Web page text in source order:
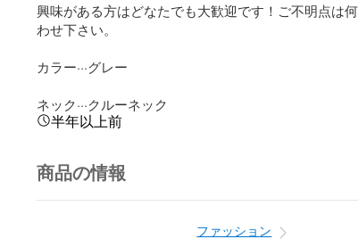
興味がある方はどなたでも大歓迎です！ご不明点は
わせ下さい。
カラー···グレー
ネック···クルーネック
半年以上前
商品の情報
ファッション